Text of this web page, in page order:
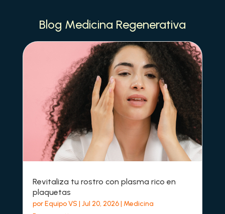
Blog Medicina Regenerativa
Revitaliza tu rostro con plasma rico en
plaquetas
porEquipo VS | Jul 20, 2026| Medicina